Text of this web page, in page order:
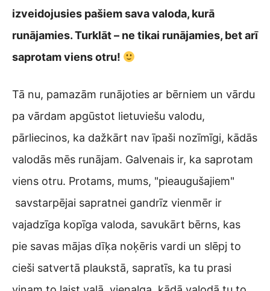
izveidojusies pašiem sava valoda, kurā
runājamies. Turklāt – ne tikai runājamies, bet arī
saprotam viens otru!
Tā nu, pamazām runājoties ar bērniem un vārdu
pa vārdam apgūstot lietuviešu valodu,
pārliecinos, ka dažkārt nav īpaši nozīmīgi, kādās
valodās mēs runājam. Galvenais ir, ka saprotam
viens otru. Protams, mums, "pieaugušajiem"
savstarpējai sapratnei gandrīz vienmēr ir
vajadzīga kopīga valoda, savukārt bērns, kas
pie savas mājas dīķa noķēris vardi un slēpj to
cieši satvertā plaukstā, sapratīs, ka tu prasi